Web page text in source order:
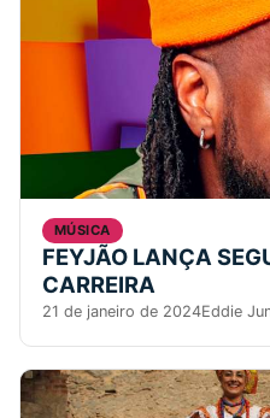
MÚSICA
FEYJÃO LANÇA
CARREIRA
21 de janeiro de 2024Eddie